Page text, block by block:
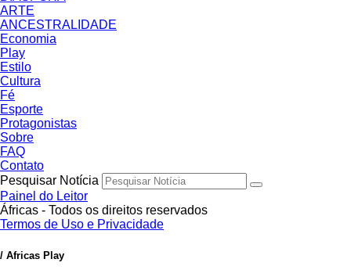
ARTE
ANCESTRALIDADE
Economia
Play
Estilo
Cultura
Fé
Esporte
Protagonistas
Sobre
FAQ
Contato
Pesquisar Notícia
Painel do Leitor
Áfricas - Todos os direitos reservados
Termos de Uso e Privacidade
/ Africas Play